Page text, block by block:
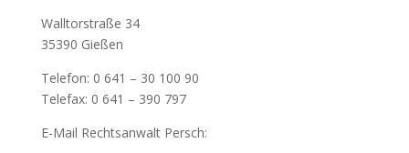
Walltorstraße 34
35390 Gießen
Telefon: 0 641 – 30 100 90
Telefax: 0 641 – 390 797
E-Mail Rechtsanwalt Persch: